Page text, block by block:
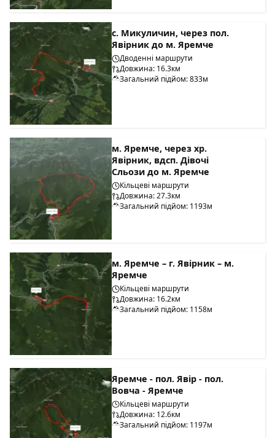
с. Микуличин, через пол.
Явірник до м. Яремче
Дводенні маршрути
Довжина: 16.3км
Загальний підйом: 833м
м. Яремче, через хр.
Явірник, вдсп. Дівочі
Сльози до м. Яремче
Кільцеві маршрути
Довжина: 27.3км
Загальний підйом: 1193м
м. Яремче – г. Явірник – м.
Яремче
Кільцеві маршрути
Довжина: 16.2км
Загальний підйом: 1158м
Яремче - пол. Явір - пол.
Вовча - Яремче
Кільцеві маршрути
Довжина: 12.6км
Загальний підйом: 1197м